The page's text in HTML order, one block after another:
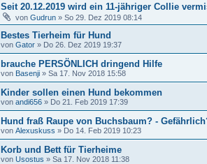
Seit 20.12.2019 wird ein 11-jähriger Collie
von Gudrun » So 29. Dez 2019 08:14
Bestes Tierheim für Hund
von Gator » Do 26. Dez 2019 19:37
brauche PERSÖNLICH dringend Hilfe
von Basenji » Sa 17. Nov 2018 15:58
Kinder sollen einen Hund bekommen
von andi656 » Do 21. Feb 2019 17:39
Hund fraß Raupe von Buchsbaum? -
von Alexuskuss » Do 14. Feb 2019 10:23
Korb und Bett für Tierheime
von Usostus » Sa 17. Nov 2018 11:38